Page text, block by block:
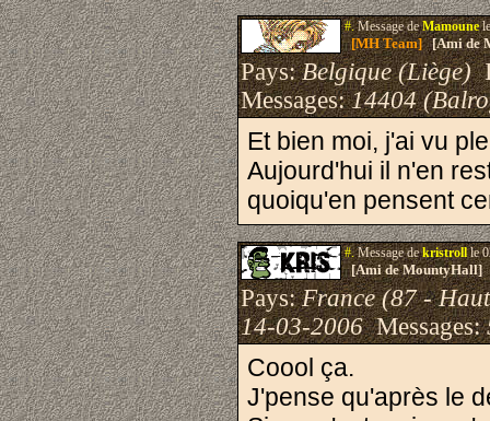
#.Message deMamoune
[MH Team][Ami de
Pays:Belgique (Liège)
Messages:14404
Et bien moi, j'ai vu
Aujourd'hui il n'en
quoiqu'en pensent
#.Message dekristrollle
[Ami de MountyHall]
Pays:France (87 -
14-03-2006Messages:
Coool ça.
J'pense qu'après le